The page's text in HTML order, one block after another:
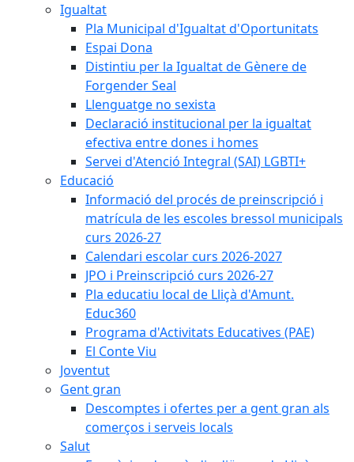
Igualtat
Pla Municipal d'Igualtat d'Oportunitats
Espai Dona
Distintiu per la Igualtat de Gènere de
Forgender Seal
Llenguatge no sexista
Declaració institucional per la igualtat
efectiva entre dones i homes
Servei d'Atenció Integral (SAI) LGBTI+
Educació
Informació del procés de preinscripció i
matrícula de les escoles bressol municipals
curs 2026-27
Calendari escolar curs 2026-2027
JPO i Preinscripció curs 2026-27
Pla educatiu local de Lliçà d'Amunt.
Educ360
Programa d'Activitats Educatives (PAE)
El Conte Viu
Joventut
Gent gran
Descomptes i ofertes per a gent gran als
comerços i serveis locals
Salut